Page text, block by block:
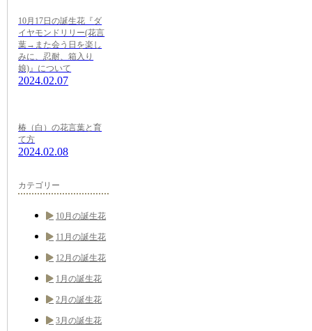
10月17日の誕生花『ダ
イヤモンドリリー(花言
葉→また会う日を楽し
みに、忍耐、箱入り
娘)』について
2024.02.07
椿（白）の花言葉と育
て方
2024.02.08
カテゴリー
10月の誕生花
11月の誕生花
12月の誕生花
1月の誕生花
2月の誕生花
3月の誕生花